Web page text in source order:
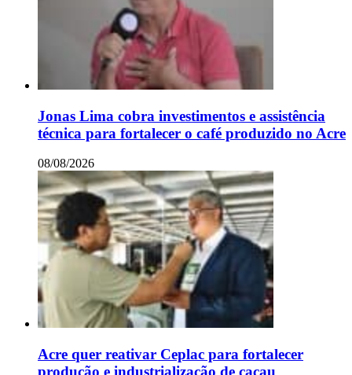
Jonas Lima cobra investimentos e assistência
técnica para fortalecer o café produzido no Acre
08/08/2026
Acre quer reativar Ceplac para fortalecer
produção e industrialização de cacau